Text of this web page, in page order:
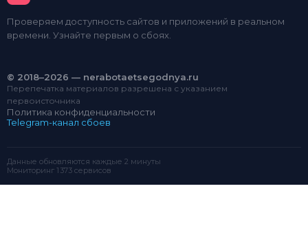
Проверяем доступность сайтов и приложений в реальном
времени. Узнайте первым о сбоях.
© 2018–2026 — nerabotaetsegodnya.ru
Перепечатка материалов разрешена с указанием
первоисточника
Политика конфиденциальности
Telegram-канал сбоев
Данные обновляются каждые 2 минуты
Мониторинг 1 373 сервисов